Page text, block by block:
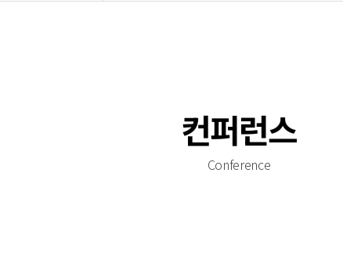
컨퍼런스
Conference